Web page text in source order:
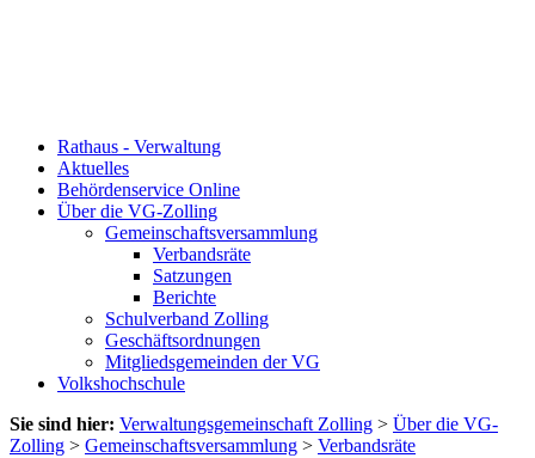
Rathaus - Verwaltung
Aktuelles
Behördenservice Online
Über die VG-Zolling
Gemeinschaftsversammlung
Verbandsräte
Satzungen
Berichte
Schulverband Zolling
Geschäftsordnungen
Mitgliedsgemeinden der VG
Volkshochschule
Sie sind hier: Verwaltungsgemeinschaft Zolling > Über die VG-
Zolling > Gemeinschaftsversammlung > Verbandsräte